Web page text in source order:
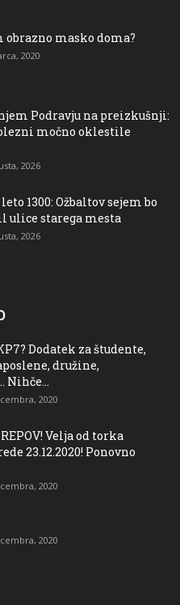
masko doma?
2020
Podravju na preizkušnji:
močno oklestile
2026
1300: Ožbaltov sejem bo
ulice starega mesta
2026
Dodatek za študente,
družine,
Nihče...
2020
Velja od torka
23.12.2020! Ponovno
2020
2020